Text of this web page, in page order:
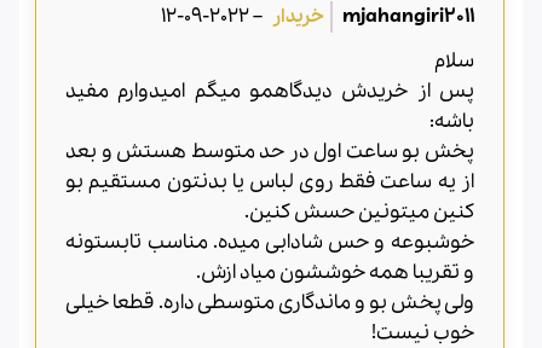
mjahangiri2011
–
2022-09-12
سلام
پس از خریدش دیدگاهمو میگم امیدوارم مفید
باشه:
پخش بو ساعت اول در حد متوسط هستش و بعد
از یه ساعت فقط روی لباس یا بدنتون مستقیم بو
کنین میتونین حسش کنین.
خوشبوعه و حس شادابی میده. مناسب تابستونه
و تقریبا همه خوششون میاد ازش.
ولی پخش بو و ماندگاری متوسطی داره. قطعا خیلی
خوب نیست!